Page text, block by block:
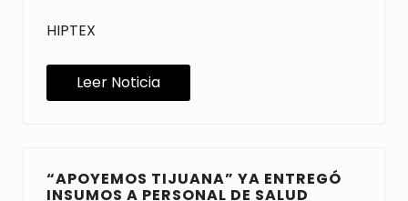
HIPTEX
Leer Noticia
“APOYEMOS TIJUANA” YA ENTREGÓ
INSUMOS A PERSONAL DE SALUD